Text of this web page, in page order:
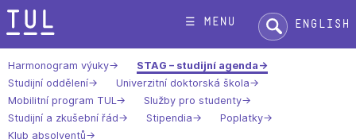
Přeskok
na
text
☰ menu Hledat:English
Harmonogram výuky
STAG – studijní agenda
Studijní oddělení
Univerzitní doktorská škola
Mobilitní program TUL
Služby pro studenty
Studijní a zkušební řád
Stipendia
Poplatky
Klub absolventů